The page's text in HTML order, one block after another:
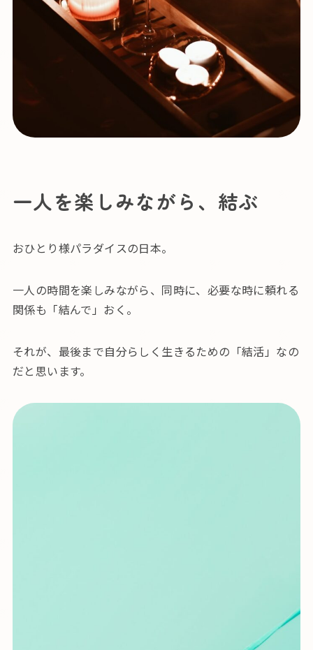
一人を楽しみながら、結ぶ
おひとり様パラダイスの日本。
一人の時間を楽しみながら、同時に、必要な時に頼れる
関係も「結んで」おく。
それが、最後まで自分らしく生きるための「結活」なの
だと思います。